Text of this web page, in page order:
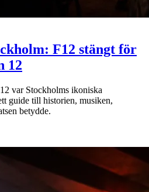
F12 stängt för
12
var Stockholms ikoniska
guide till historien, musiken,
betydde.